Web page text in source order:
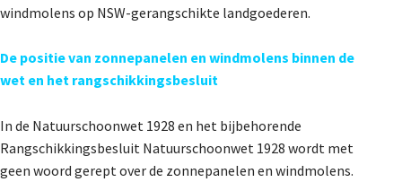
windmolens op NSW-gerangschikte landgoederen.
De positie van zonnepanelen en windmolens binnen de
wet en het rangschikkingsbesluit
In de Natuurschoonwet 1928 en het bijbehorende
Rangschikkingsbesluit Natuurschoonwet 1928 wordt met
geen woord gerept over de zonnepanelen en windmolens.
Contact